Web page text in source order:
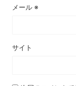
メール ※
サイト